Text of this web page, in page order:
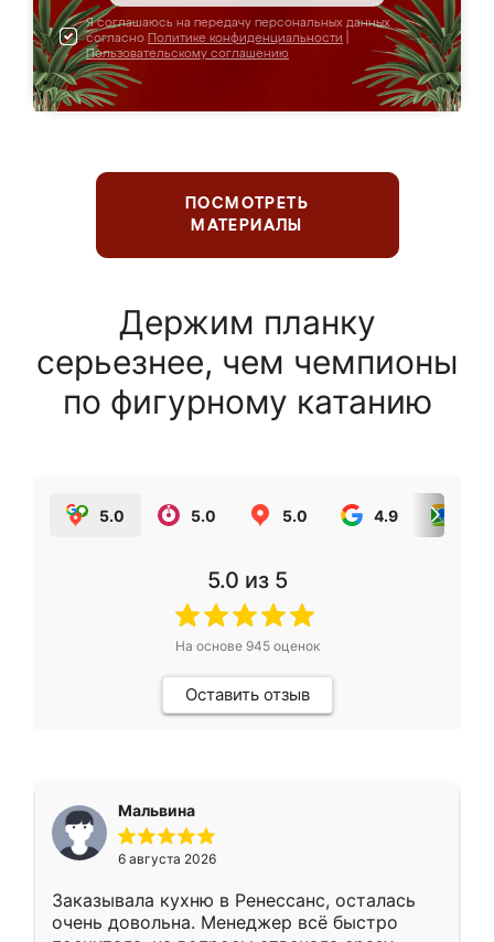
Я соглашаюсь на передачу персональных данных
согласно Политике конфиденциальности
Пользовательскому соглашению
ПОСМОТРЕТЬ
МАТЕРИАЛЫ
Держим планку
серьезнее, чем чемпионы
по фигурному катанию
5.0 5.0 5.0 4.9
5.0 из 5
На основе 945оценок
Оставить отзыв
Мальвина
6 августа 2026
Заказывала кухню в Ренессанс, осталась
очень довольна. Менеджер всё быстро